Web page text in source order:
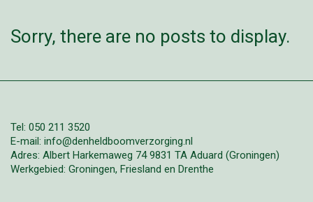
Sorry, there are no posts to display.
Tel: 050 211 3520
E-mail: info@denheldboomverzorging.nl
Adres: Albert Harkemaweg 74 9831 TA Aduard (Groningen)
Werkgebied: Groningen, Friesland en Drenthe